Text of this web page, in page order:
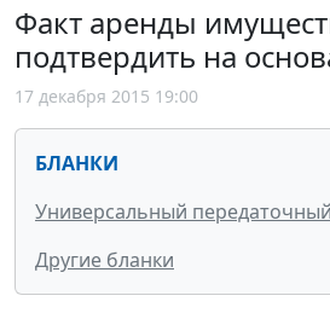
Факт аренды
подтвердить на
17 декабря 2015 19:00
БЛАНКИ
Универсальный
Другие бланки